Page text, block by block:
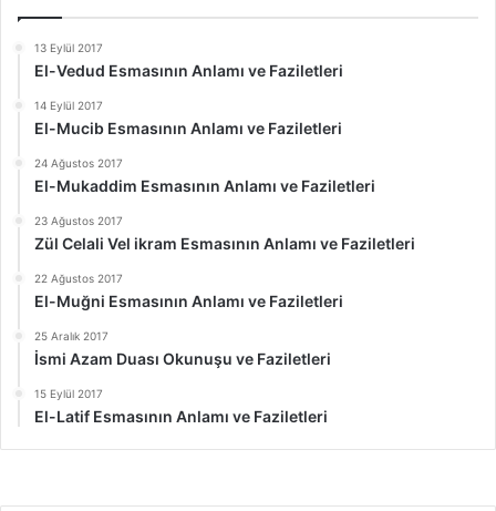
13 Eylül 2017
El-Vedud Esmasının Anlamı ve Faziletleri
14 Eylül 2017
El-Mucib Esmasının Anlamı ve Faziletleri
24 Ağustos 2017
El-Mukaddim Esmasının Anlamı ve Faziletleri
23 Ağustos 2017
Zül Celali Vel ikram Esmasının Anlamı ve Faziletleri
22 Ağustos 2017
El-Muğni Esmasının Anlamı ve Faziletleri
25 Aralık 2017
İsmi Azam Duası Okunuşu ve Faziletleri
15 Eylül 2017
El-Latif Esmasının Anlamı ve Faziletleri